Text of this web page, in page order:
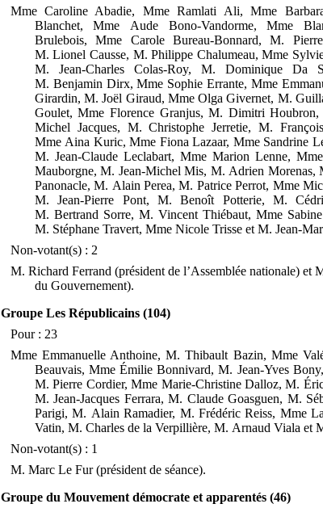
Mme Caroline Abadie, Mme Ramlati Ali, Mme
Blanchet, Mme
Aude Bono-Vandorme, Mme
Brulebois, Mme
Carole Bureau-Bonnard, M.
M. Lionel Causse, M. Philippe Chalumeau, Mme
M.
Jean-Charles Colas-Roy, M. Dominique Da
M. Benjamin Dirx, Mme Sophie Errante, Mme
Girardin, M. Joël Giraud, Mme Olga Givernet, M.
Goulet, Mme Florence Granjus, M. Dimitri Houbron,
Michel Jacques, M. Christophe Jerretie, M.
Mme Aina Kuric, Mme Fiona Lazaar, Mme Sandrine
M. Jean-Claude Leclabart, Mme Marion Lenne, Mme
Mauborgne, M. Jean-Michel Mis, M. Adrien Morenas,
Panonacle, M. Alain Perea, M. Patrice Perrot, Mme
M.
Jean-Pierre Pont, M. Benoît Potterie, M.
M. Bertrand Sorre, M. Vincent Thiébaut, Mme
M. Stéphane Travert, Mme Nicole Trisse et M. Jean-
Non-votant(s) : 2
M. Richard Ferrand (président de l’Assemblée nationale) et
du Gouvernement).
Groupe Les Républicains (104)
Pour : 23
Mme Emmanuelle Anthoine, M. Thibault Bazin, Mme
Beauvais, Mme Émilie Bonnivard, M. Jean-Yves
M. Pierre Cordier, Mme Marie-Christine Dalloz, M.
M. Jean-Jacques Ferrara, M. Claude Goasguen, M.
Parigi, M. Alain Ramadier, M. Frédéric Reiss, Mme
Vatin, M. Charles de la Verpillière, M. Arnaud Viala et
Non-votant(s) : 1
M. Marc Le Fur(président de séance).
Groupe du Mouvement démocrate et apparentés (46)